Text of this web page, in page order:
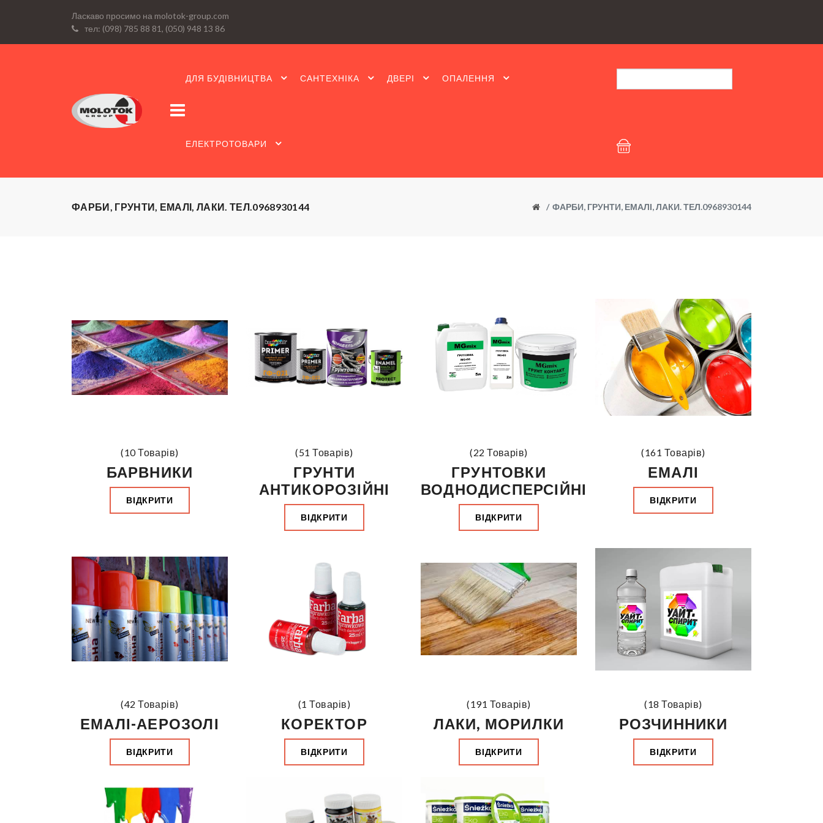
Ласкаво просимо на molotok-group.com
тел: (098) 785 88 81, (050) 948 13 86
ДЛЯ БУДІВНИЦТВА САНТЕХНІКА ДВЕРІ ОПАЛЕННЯ
ЕЛЕКТРОТОВАРИ
ФАРБИ, ГРУНТИ, ЕМАЛІ, ЛАКИ. ТЕЛ.0968930144 ФАРБИ, ГРУНТИ, ЕМАЛІ, ЛАКИ. ТЕЛ.0968930144
(10 Товарів)
БАРВНИКИ
ВІДКРИТИ
(51 Товарів)
ГРУНТИ
АНТИКОРОЗІЙНІ
ВІДКРИТИ
(22 Товарів)
ГРУНТОВКИ
ВОДНОДИСПЕРСІЙНІ
ВІДКРИТИ
(161 Товарів)
ЕМАЛІ
ВІДКРИТИ
(42 Товарів)
ЕМАЛІ-АЕРОЗОЛІ
ВІДКРИТИ
(1 Товарів)
КОРЕКТОР
ВІДКРИТИ
(191 Товарів)
ЛАКИ, МОРИЛКИ
ВІДКРИТИ
(18 Товарів)
РОЗЧИННИКИ
ВІДКРИТИ